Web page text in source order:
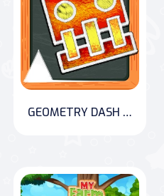
GEOMETRY DASH BLACKBOARD